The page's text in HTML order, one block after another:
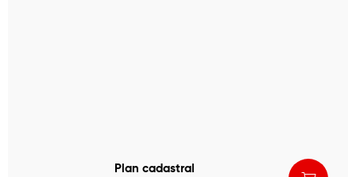
Plan cadastral